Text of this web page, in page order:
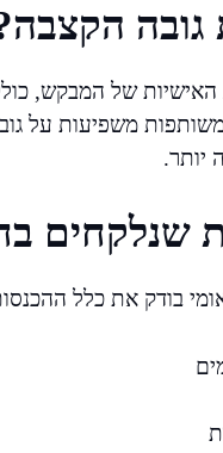
של המבקש,
משפיעות על
יותר.
שנלקחים
בודק את כלל